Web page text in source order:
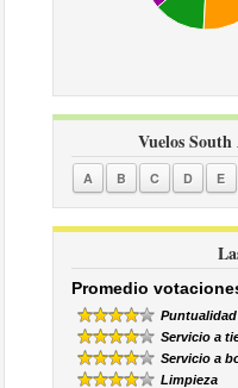
Vuelos
A B C D E
Promedio
Puntualidad
Servicio a
Servicio a
Limpieza